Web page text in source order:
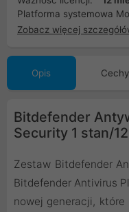
Platforma systemowa
Zobacz więcej
Opis Cechy
Bitdefender
Security 1 stan/
Zestaw Bitdefender
Bitdefender Antivirus
nowej generacji, które